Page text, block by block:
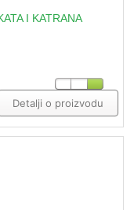
I KATRANA
Detalji o proizvodu